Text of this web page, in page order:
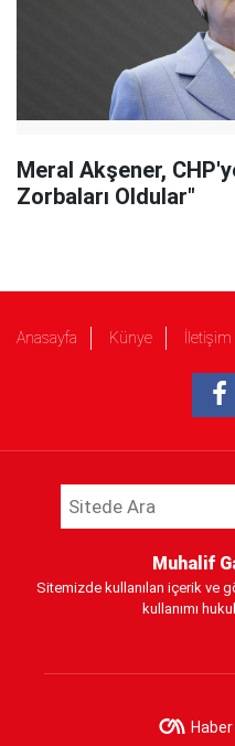
Meral Akşener,
Zorbaları Oldular"
Anasayfa Künye İletişim
Muhalif
Sitemizde kullanılan içerik ve
kullanımı
Haber